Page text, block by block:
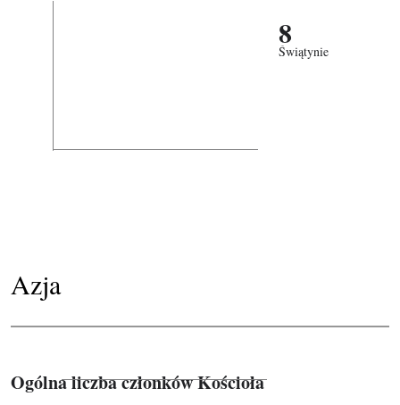
8
Świątynie
Azja
Ogólna liczba członków Kościoła